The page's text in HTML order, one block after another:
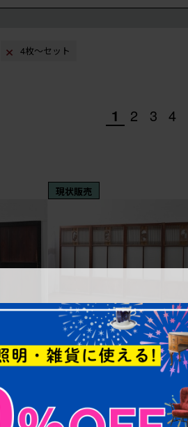
4枚〜セット
1 2 3 4
厚な色
現状販売
¥258,500 (税込
商品番号 R-089172
ヴィンテージ建具 上手物! 腰
(ケヤキ)材 透かし細工と色ガラ
目を引くガラス戸4枚セット
089172)